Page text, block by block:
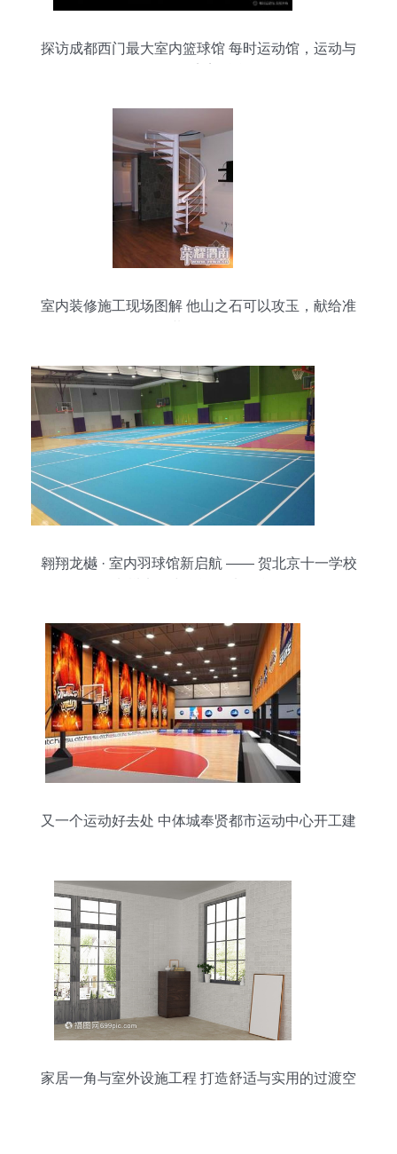
探访成都西门最大室内篮球馆 每时运动馆，运动与
室内装修施工现场图解 他山之石可以攻玉，献给准
翱翔龙樾 · 室内羽球馆新启航 —— 贺北京十一学校
又一个运动好去处 中体城奉贤都市运动中心开工建
家居一角与室外设施工程 打造舒适与实用的过渡空